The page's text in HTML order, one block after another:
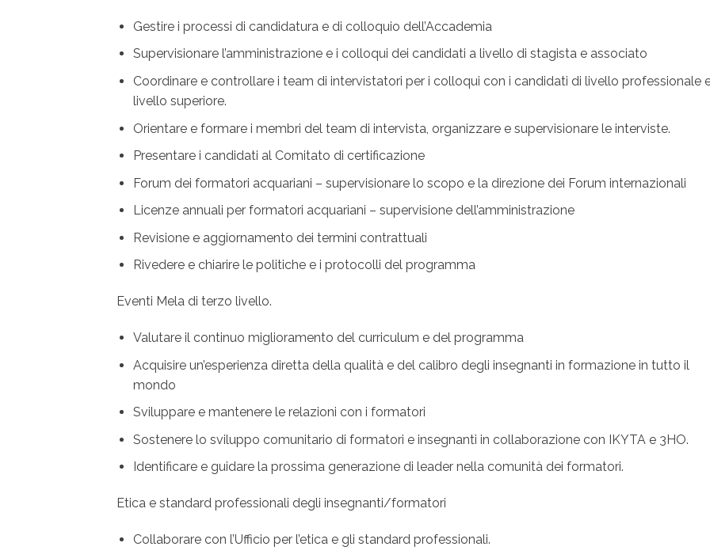
Gestire i processi di candidatura e di colloquio dell’Accademia
Supervisionare l’amministrazione e i colloqui dei candidati a livello di stagista e associato
Coordinare e controllare i team di intervistatori per i colloqui con i candidati di livello professionale
livello superiore.
Orientare e formare i membri del team di intervista, organizzare e supervisionare le interviste.
Presentare i candidati al Comitato di certificazione
Forum dei formatori acquariani – supervisionare lo scopo e la direzione dei Forum internazionali
Licenze annuali per formatori acquariani – supervisione dell’amministrazione
Revisione e aggiornamento dei termini contrattuali
Rivedere e chiarire le politiche e i protocolli del programma
Eventi Mela di terzo livello.
Valutare il continuo miglioramento del curriculum e del programma
Acquisire un’esperienza diretta della qualità e del calibro degli insegnanti in formazione in tutto il
mondo
Sviluppare e mantenere le relazioni con i formatori
Sostenere lo sviluppo comunitario di formatori e insegnanti in collaborazione con IKYTA e 3HO.
Identificare e guidare la prossima generazione di leader nella comunità dei formatori.
Etica e standard professionali degli insegnanti/formatori
Collaborare con l’Ufficio per l’etica e gli standard professionali.